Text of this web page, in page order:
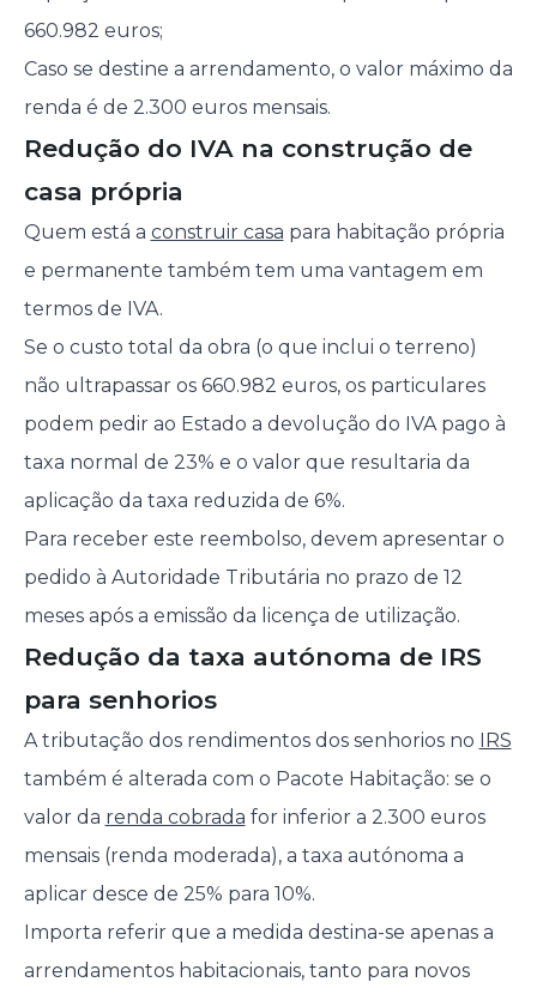
660.982 euros;
Caso se destine a arrendamento, o valor máximo da
renda é de 2.300 euros mensais.
Redução do IVA na construção de
casa própria
Quem está a construir casa para habitação própria
e permanente também tem uma vantagem em
termos de IVA.
Se o custo total da obra (o que inclui o terreno)
não ultrapassar os 660.982 euros, os particulares
podem pedir ao Estado a devolução do IVA pago à
taxa normal de 23% e o valor que resultaria da
aplicação da taxa reduzida de 6%.
Para receber este reembolso, devem apresentar o
pedido à Autoridade Tributária no prazo de 12
meses após a emissão da licença de utilização.
Redução da taxa autónoma de IRS
para senhorios
A tributação dos rendimentos dos senhorios no
IRS
também é alterada com o Pacote Habitação: se o
valor da renda cobrada for inferior a 2.300 euros
mensais (renda moderada), a taxa autónoma a
aplicar desce de 25% para 10%.
Importa referir que a medida destina-se apenas a
arrendamentos habitacionais, tanto para novos